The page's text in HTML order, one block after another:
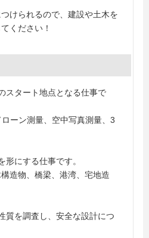
けられるので、建設や土木を
ください！
スタート地点となる仕事で
ーン測量、空中写真測量、3
形にする仕事です。
造物、橋梁、港湾、宅地造
質を調査し、安全な設計につ